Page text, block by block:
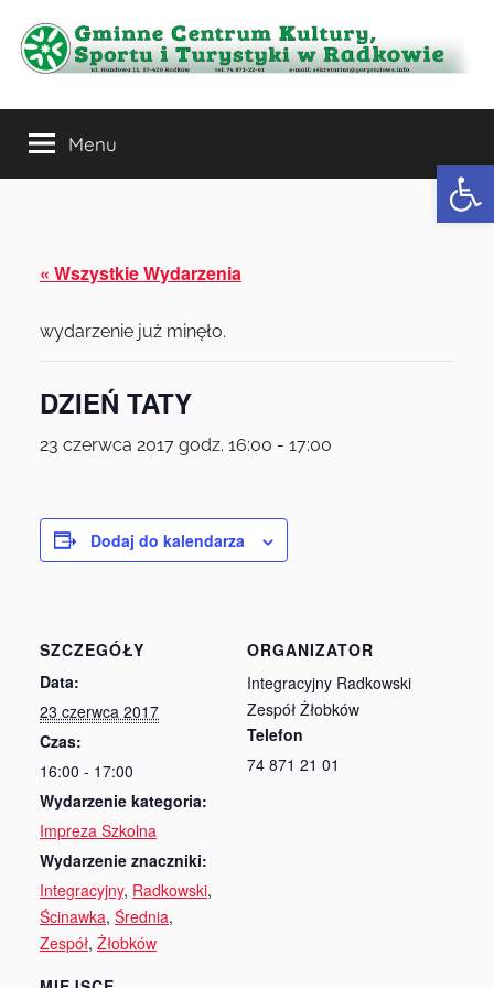
treści
Gminne
Centrum
Sportu
Turystyki
w
Menu
« Wszystkie Wydarzenia
wydarzenie już minęło.
DZIEŃ TATY
23 czerwca 2017 godz. 16:00 - 17:00
Dodaj do kalendarza
SZCZEGÓŁY
Data:
23 czerwca 2017
Czas:
16:00 - 17:00
Wydarzenie kategoria:
Impreza Szkolna
Wydarzenie znaczniki:
Integracyjny, Radkowski,
Ścinawka, Średnia,
Zespół, Żłobków
ORGANIZATOR
Integracyjny Radkowski
Zespół Żłobków
Telefon
74 871 21 01